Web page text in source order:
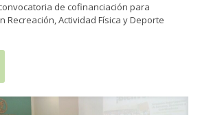
de cofinanciación para
Recreación, Actividad Física y Deporte